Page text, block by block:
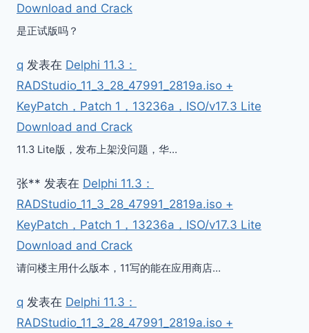
Download and Crack
是正试版吗？
q 发表在 Delphi 11.3：
RADStudio_11_3_28_47991_2819a.iso +
KeyPatch，Patch 1，13236a，ISO/v17.3 Lite
Download and Crack
11.3 Lite版，发布上架没问题，华…
张** 发表在 Delphi 11.3：
RADStudio_11_3_28_47991_2819a.iso +
KeyPatch，Patch 1，13236a，ISO/v17.3 Lite
Download and Crack
请问楼主用什么版本，11写的能在应用商店…
q 发表在 Delphi 11.3：
RADStudio_11_3_28_47991_2819a.iso +